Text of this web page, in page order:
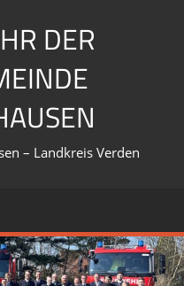
DER
– Landkreis Verden